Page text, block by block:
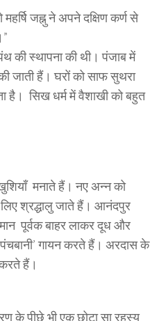
जह्नु ने अपने दक्षिण कर्ण से
की स्थापना की थी। पंजाब में
जाती हैं। घरों को साफ सुथरा
है। सिख धर्म में वैशाखी को बहुत
मनाते हैं। नए अन्न को
लिए श्रद्धालु जाते हैं। आनंदपुर
पूर्वक बाहर लाकर दूध और
गायन करते हैं। अरदास के
हैं।
के पीछे भी एक छोटा सा रहस्य